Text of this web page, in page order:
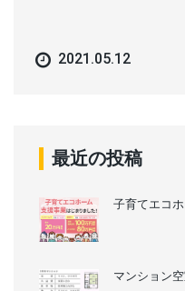
2021.05.12
最近の投稿
子育てエコ
マンション